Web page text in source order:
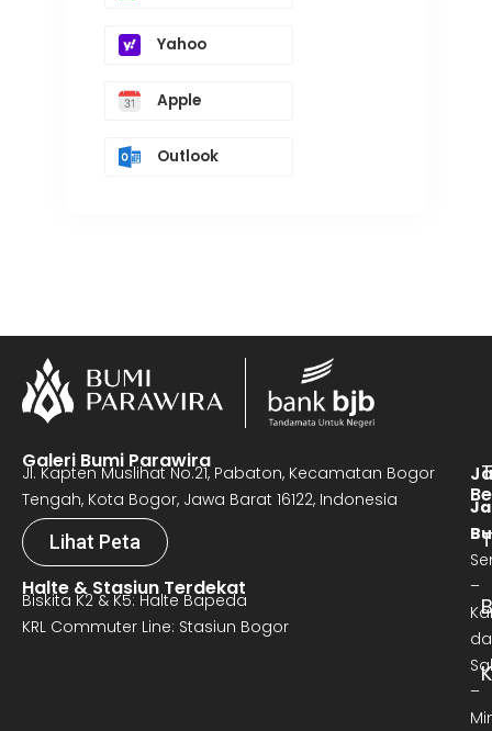
Yahoo
Apple
Outlook
Galeri Bumi Parawira
Jl. Kapten Muslihat No.21, Pabaton, Kecamatan Bogor
Tengah, Kota Bogor, Jawa Barat 16122, Indonesia
Lihat Peta
Halte & Stasiun Terdekat
Biskita K2 & K5: Halte Bapeda
KRL Commuter Line: Stasiun Bogor
–
–